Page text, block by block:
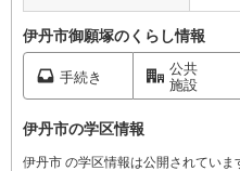
伊丹市御願塚のくらし情報
手続き 公共
施設
伊丹市の学区情報
伊丹市 の学区情報は公開されてい